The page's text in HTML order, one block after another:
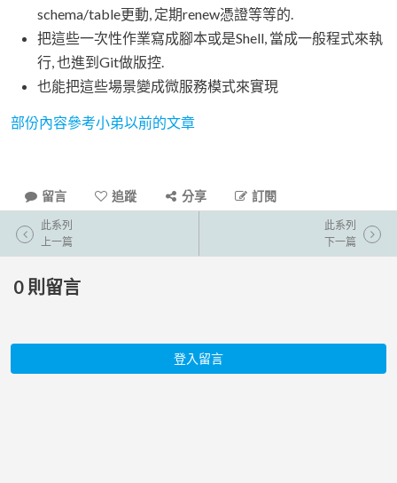
schema/table更動, 定期renew憑證等等的.
把這些一次性作業寫成腳本或是Shell, 當成一般程式來執
行, 也進到Git做版控.
也能把這些場景變成微服務模式來實現
部份內容參考小弟以前的文章
留言 追蹤 分享 訂閱
此系列
上一篇
此系列
下一篇
0 則留言
登入留言